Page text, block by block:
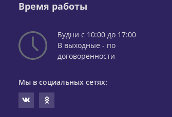
Время работы
Будни с 10:00 до 17:00
В выходные - по
договоренности
Мы в социальных сетях: